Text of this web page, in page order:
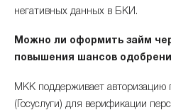
негативных данных в БКИ.
Можно ли оформить займ
повышения шансов
МКК поддерживает авторизацию
(Госуслуги) для верификации